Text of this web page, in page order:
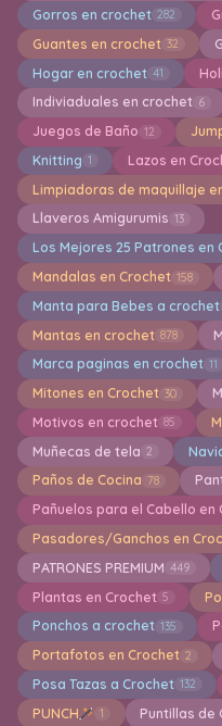
Gorros en crochet 282
Guantes en crochet 32
Hogar en crochet 41
Indiviaduales en crochet 6
Juegos de Baño 12
Knitting 1 Lazos en
Limpiadoras de maquillaje
Llaveros Amigurumis 13
Los Mejores 25 Patrones en
Mandalas en Crochet 158
Manta para Bebes a crochet
Mantas en crochet 878
Marca paginas en crochet 11
Mitones en Crochet 30
Motivos en crochet 85
Muñecas de tela 2
Paños de Cocina 78
Pañuelos para el Cabello en
Pasadores/Ganchos en
PATRONES PREMIUM 449
Plantas en Crochet 5
Ponchos a crochet 135
Portafotos en Crochet 2
Posa Tazas a Crochet 132
PUNCH 1 Puntillas de